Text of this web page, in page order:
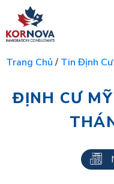
Trang Chủ/ Tin Định
ĐỊNH CƯ